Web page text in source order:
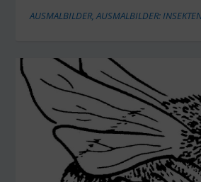
AUSMALBILDER,AUSMALBILDER: